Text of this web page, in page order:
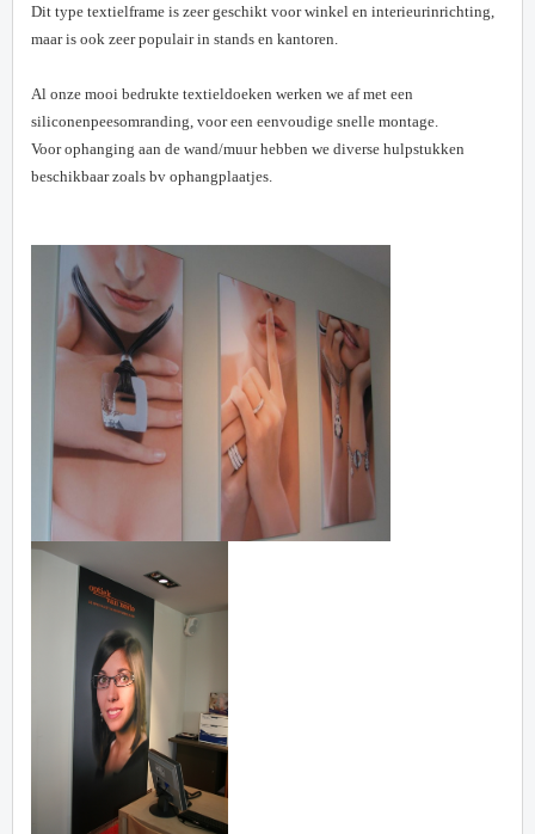
Dit type textielframe is zeer geschikt voor winkel en interieurinrichting,
maar is ook zeer populair in stands en kantoren.
Al onze mooi bedrukte textieldoeken werken we af met een
siliconenpeesomranding, voor een eenvoudige snelle montage.
Voor ophanging aan de wand/muur hebben we diverse hulpstukken
beschikbaar zoals bv ophangplaatjes.